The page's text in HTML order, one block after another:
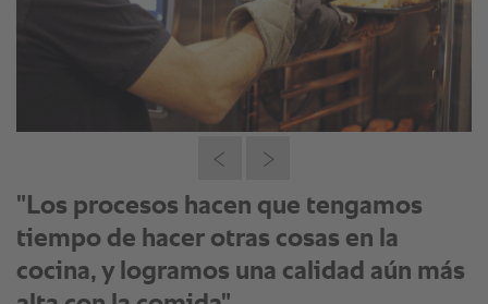
"Las lasañas quedan mucho más
uniformes al cocinarlas en los hornos
RATIONAL".